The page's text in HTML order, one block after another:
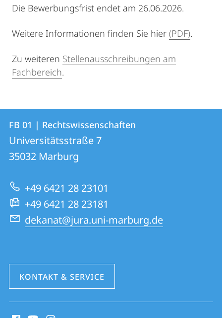
Die Bewerbungsfrist endet am 26.06.2026.
Weitere Informationen finden Sie hier (PDF).
Zu weiteren Stellenausschreibungen am
Fachbereich.
Kontakt
und
Informationen
zur
Website
Kontaktinformationen
FB
01
|
Rechtswissenschaften
FB 01 | Rechtswissenschaften
Universitätsstraße 7
35032 Marburg
+49 6421 28 23101
+49 6421 28 23181
dekanat@jura.uni-marburg.de
KONTAKT & SERVICE